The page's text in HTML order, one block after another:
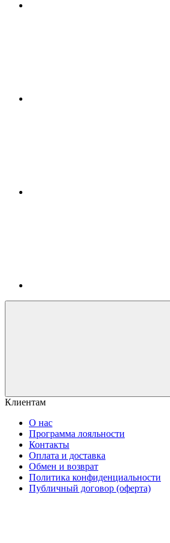
Клиентам
О нас
Программа лояльности
Контакты
Оплата и доставка
Обмен и возврат
Политика конфиденциальности
Публичный договор (оферта)